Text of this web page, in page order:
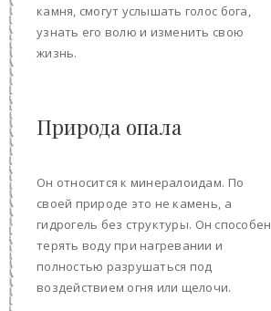
камня, смогут услышать голос бога,
узнать его волю и изменить свою
жизнь.
Природа опала
Он относится к минералоидам. По
своей природе это не камень, а
гидрогель без структуры. Он способен
терять воду при нагревании и
полностью разрушаться под
воздействием огня или щелочи.